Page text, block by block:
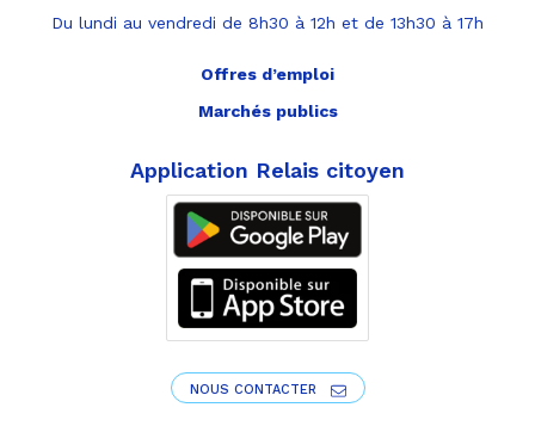
Du lundi au vendredi de 8h30 à 12h et de 13h30 à 17h
Offres d’emploi
Marchés publics
Application Relais citoyen
NOUS CONTACTER